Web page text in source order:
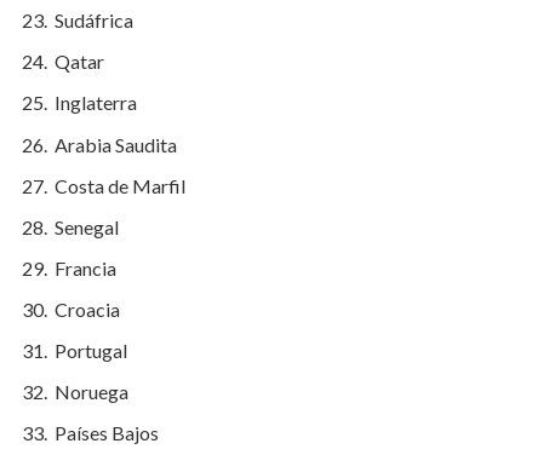
Sudáfrica
Qatar
Inglaterra
Arabia Saudita
Costa de Marfil
Senegal
Francia
Croacia
Portugal
Noruega
Países Bajos